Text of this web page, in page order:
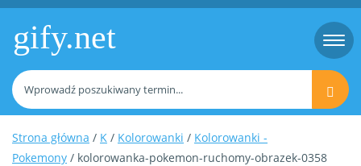
gify.net
Strona główna / K / Kolorowanki / Kolorowanki -
Pokemony / kolorowanka-pokemon-ruchomy-obrazek-0358